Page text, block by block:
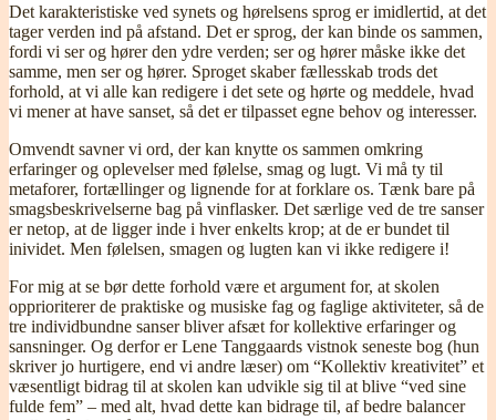
Det karakteristiske ved synets og hørelsens sprog er imidlertid, at det
tager verden ind på afstand. Det er sprog, der kan binde os sammen,
fordi vi ser og hører den ydre verden; ser og hører måske ikke det
samme, men ser og hører. Sproget skaber fællesskab trods det
forhold, at vi alle kan redigere i det sete og hørte og meddele, hvad
vi mener at have sanset, så det er tilpasset egne behov og interesser.
Omvendt savner vi ord, der kan knytte os sammen omkring
erfaringer og oplevelser med følelse, smag og lugt. Vi må ty til
metaforer, fortællinger og lignende for at forklare os. Tænk bare på
smagsbeskrivelserne bag på vinflasker. Det særlige ved de tre sanser
er netop, at de ligger inde i hver enkelts krop; at de er bundet til
inividet. Men følelsen, smagen og lugten kan vi ikke redigere i!
For mig at se bør dette forhold være et argument for, at skolen
opprioriterer de praktiske og musiske fag og faglige aktiviteter, så de
tre individbundne sanser bliver afsæt for kollektive erfaringer og
sansninger. Og derfor er Lene Tanggaards vistnok seneste bog (hun
skriver jo hurtigere, end vi andre læser) om “Kollektiv kreativitet” et
væsentligt bidrag til at skolen kan udvikle sig til at blive “ved sine
fulde fem” – med alt, hvad dette kan bidrage til, af bedre balancer